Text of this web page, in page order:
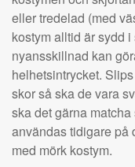
eller tredelad (med
kostym alltid är sydd
nyansskillnad kan
helhetsintrycket.
skor så ska de vara
ska det gärna
användas tidigare på
med mörk kostym.